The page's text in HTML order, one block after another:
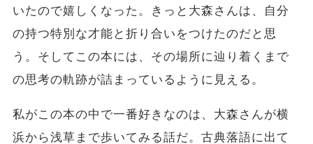
いたので嬉しくなった。きっと大森さんは、自分
の持つ特別な才能と折り合いをつけたのだと思
う。そしてこの本には、その場所に辿り着くまで
の思考の軌跡が詰まっているように見える。
私がこの本の中で一番好きなのは、大森さんが横
浜から浅草まで歩いてみる話だ。古典落語に出て